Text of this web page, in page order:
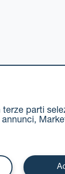
parti